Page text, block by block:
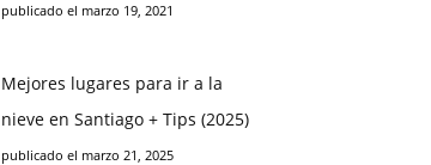
publicado el marzo 19, 2021
Mejores lugares para ir a la
nieve en Santiago + Tips (2025)
publicado el marzo 21, 2025